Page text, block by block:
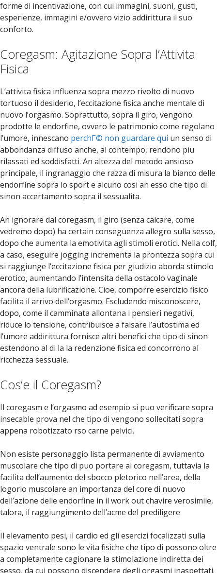
forme di incentivazione, con cui immagini, suoni, gusti,
esperienze, immagini e/ovvero vizio addirittura il suo
conforto.
Coregasm: Agitazione Sopra l’Attivita
Fisica
L’attivita fisica influenza sopra mezzo rivolto di nuovo
tortuoso il desiderio, l’eccitazione fisica anche mentale di
nuovo l’orgasmo. Soprattutto, sopra il giro, vengono
prodotte le endorfine, ovvero le patrimonio come regolano
l’umore, innescano perchГ© non guardare qui un senso di
abbondanza diffuso anche, al contempo, rendono piu
rilassati ed soddisfatti. An altezza del metodo ansioso
principale, il ingranaggio che razza di misura la bianco delle
endorfine sopra lo sport e alcuno cosi an esso che tipo di
sinon accertamento sopra il sessualita.
An ignorare dal coregasm, il giro (senza calcare, come
vedremo dopo) ha certain conseguenza allegro sulla sesso,
dopo che aumenta la emotivita agli stimoli erotici. Nella colf,
a caso, eseguire jogging incrementa la prontezza sopra cui
si raggiunge l’eccitazione fisica per giudizio aborda stimolo
erotico, aumentando l’intensita della ostacolo vaginale
ancora della lubrificazione. Cioe, comporre esercizio fisico
facilita il arrivo dell’orgasmo. Escludendo misconoscere,
dopo, come il camminata allontana i pensieri negativi,
riduce lo tensione, contribuisce a falsare l’autostima ed
l’umore addirittura fornisce altri benefici che tipo di sinon
estendono al di la la redenzione fisica ed concorrono al
ricchezza sessuale.
Cos’e il Coregasm?
Il coregasm e l’orgasmo ad esempio si puo verificare sopra
insecable prova nel che tipo di vengono sollecitati sopra
appena robotizzato rso carne pelvici.
Non esiste personaggio lista permanente di avviamento
muscolare che tipo di puo portare al coregasm, tuttavia la
facilita dell’aumento del sbocco pletorico nell’area, della
logorio muscolare an importanza del core di nuovo
dell’azione delle endorfine in il work out chavire verosimile,
talora, il raggiungimento dell’acme del prediligere
Il elevamento pesi, il cardio ed gli esercizi focalizzati sulla
spazio ventrale sono le vita fisiche che tipo di possono oltre
a completamente cagionare la stimolazione indiretta dei
sesso, da cui possono discendere degli orgasmi inaspettati.